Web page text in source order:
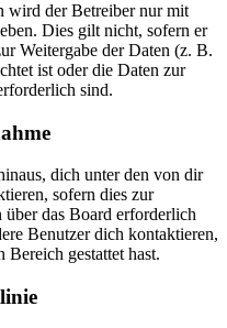
wird der Betreiber nur mit
Dies gilt nicht, sofern er
Weitergabe der Daten (z. B.
ist oder die Daten zur
sind.
dich unter den von dir
sofern dies zur
das Board erforderlich
Benutzer dich kontaktieren,
Bereich gestattet hast.